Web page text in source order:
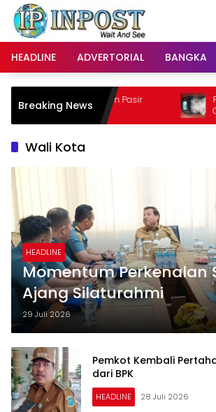
Langsung
konten
HEADLINE
ADVERTORIAL BANGKA
Breaking News
Pasir
Pria Diamankan dengan
Gram Sabu
Wali Kota
HEADLINE
Momentum Perkenalan
Ajang Silaturahmi
29 Juli 2026
Pemkot Kembali
dari BPK
HEADLINE 28 Juli 2026